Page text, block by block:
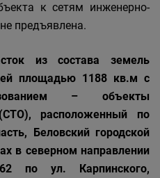
к сетям инженерно-
предъявлена.
из состава земель
площадью 1188 кв.м с
– объекты
расположенный по
Беловский городской
в северном направлении
ул. Карпинского,